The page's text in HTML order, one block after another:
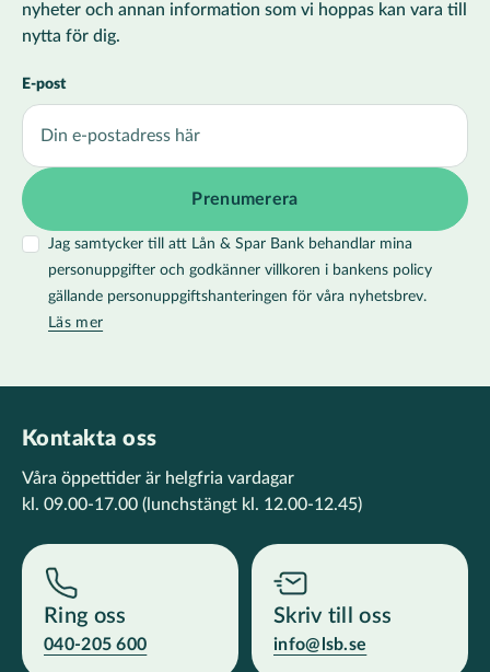
nyheter och annan information som vi hoppas kan vara till
nytta för dig.
E-post
Jag samtycker till att Lån & Spar Bank behandlar mina
personuppgifter och godkänner villkoren i bankens policy
gällande personuppgiftshanteringen för våra nyhetsbrev.
Läs mer
Kontakta oss
Våra öppettider är helgfria vardagar
kl. 09.00-17.00 (lunchstängt kl. 12.00-12.45)
Ring oss
040-205 600
Skriv till oss
info@lsb.se